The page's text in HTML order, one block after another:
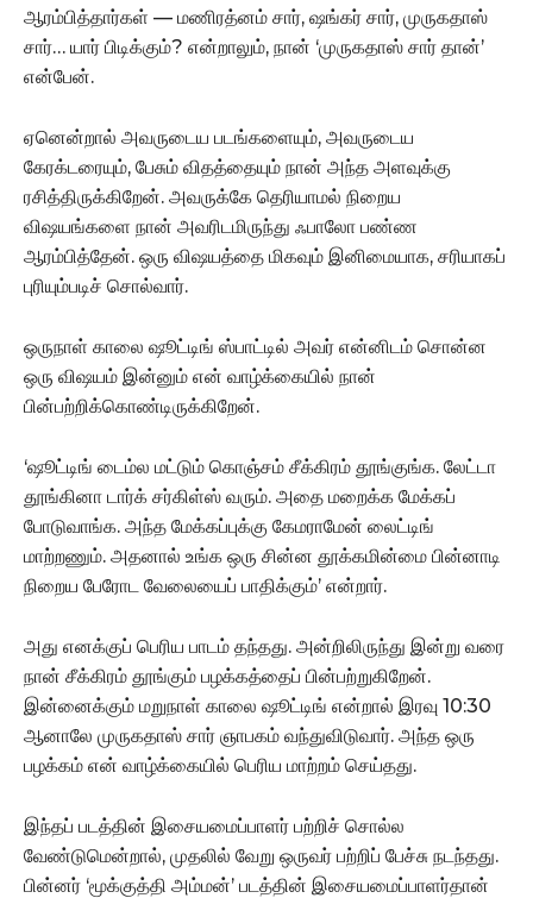
ஆரம்பித்தார்கள் — மணிரத்னம் சார், ஷங்கர் சார், முருகதாஸ்
சார்… யார் பிடிக்கும்? என்றாலும், நான் ‘முருகதாஸ் சார் தான்’
என்பேன்.
ஏனென்றால் அவருடைய படங்களையும், அவருடைய
கேரக்டரையும், பேசும் விதத்தையும் நான் அந்த அளவுக்கு
ரசித்திருக்கிறேன். அவருக்கே தெரியாமல் நிறைய
விஷயங்களை நான் அவரிடமிருந்து ஃபாலோ பண்ண
ஆரம்பித்தேன். ஒரு விஷயத்தை மிகவும் இனிமையாக, சரியாகப்
புரியும்படிச் சொல்வார்.
ஒருநாள் காலை ஷூட்டிங் ஸ்பாட்டில் அவர் என்னிடம் சொன்ன
ஒரு விஷயம் இன்னும் என் வாழ்க்கையில் நான்
பின்பற்றிக்கொண்டிருக்கிறேன்.
‘ஷூட்டிங் டைம்ல மட்டும் கொஞ்சம் சீக்கிரம் தூங்குங்க. லேட்டா
தூங்கினா டார்க் சர்கிள்ஸ் வரும். அதை மறைக்க மேக்கப்
போடுவாங்க. அந்த மேக்கப்புக்கு கேமராமேன் லைட்டிங்
மாற்றணும். அதனால் உங்க ஒரு சின்ன தூக்கமின்மை பின்னாடி
நிறைய பேரோட வேலையைப் பாதிக்கும்’ என்றார்.
அது எனக்குப் பெரிய பாடம் தந்தது. அன்றிலிருந்து இன்று வரை
நான் சீக்கிரம் தூங்கும் பழக்கத்தைப் பின்பற்றுகிறேன்.
இன்னைக்கும் மறுநாள் காலை ஷூட்டிங் என்றால் இரவு 10:30
ஆனாலே முருகதாஸ் சார் ஞாபகம் வந்துவிடுவார். அந்த ஒரு
பழக்கம் என் வாழ்க்கையில் பெரிய மாற்றம் செய்தது.
இந்தப் படத்தின் இசையமைப்பாளர் பற்றிச் சொல்ல
வேண்டுமென்றால், முதலில் வேறு ஒருவர் பற்றிப் பேச்சு நடந்தது.
பின்னர் ‘மூக்குத்தி அம்மன்’ படத்தின் இசையமைப்பாளர்தான்